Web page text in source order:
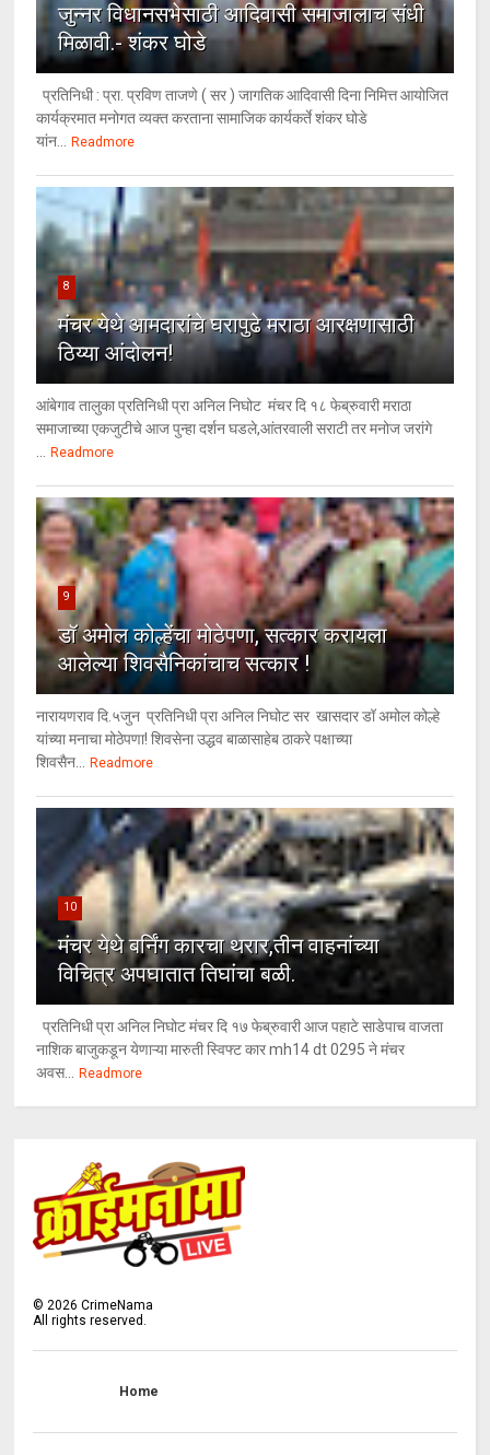
जुन्नर विधानसभेसाठी आदिवासी समाजालाच संधी
मिळावी.- शंकर घोडे
प्रतिनिधी : प्रा. प्रविण ताजणे ( सर ) जागतिक आदिवासी दिना निमित्त आयोजित
कार्यक्रमात मनोगत व्यक्त करताना सामाजिक कार्यकर्ते शंकर घोडे
यांन... Readmore
8
मंचर येथे आमदारांचे घरापुढे मराठा आरक्षणासाठी
ठिय्या आंदोलन!
आंबेगाव तालुका प्रतिनिधी प्रा अनिल निघोट मंचर दि १८ फेब्रुवारी मराठा
समाजाच्या एकजुटीचे आज पुन्हा दर्शन घडले,आंतरवाली सराटी तर मनोज जरांगे
... Readmore
9
डॉ अमोल कोल्हेंचा मोठेपणा, सत्कार करायला
आलेल्या शिवसैनिकांचाच सत्कार !
नारायणराव दि.५जुन प्रतिनिधी प्रा अनिल निघोट सर खासदार डॉ अमोल कोल्हे
यांच्या मनाचा मोठेपणा! शिवसेना उद्धव बाळासाहेब ठाकरे पक्षाच्या
शिवसैन... Readmore
10
मंचर येथे बर्निंग कारचा थरार,तीन वाहनांच्या
विचित्र अपघातात तिघांचा बळी.
प्रतिनिधी प्रा अनिल निघोट मंचर दि १७ फेब्रुवारी आज पहाटे साडेपाच वाजता
नाशिक बाजुकडून येणाऱ्या मारुती स्विफ्ट कार mh14 dt 0295 ने मंचर
अवस... Readmore
©2026 CrimeNama
All rights reserved.
Home